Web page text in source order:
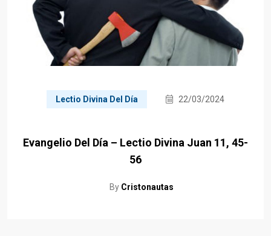
Lectio Divina Del Día 22/03/2024
Evangelio Del Día – Lectio Divina Juan 11, 45-
56
By Cristonautas